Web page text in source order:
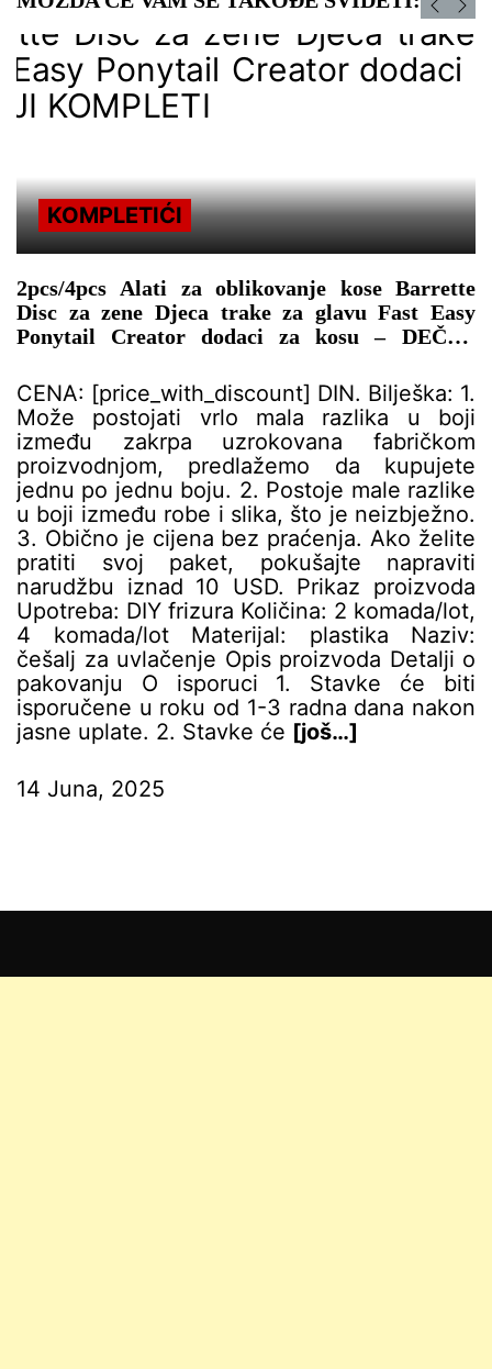
KOMPLETIĆI
2pcs/4pcs Alati za oblikovanje kose Barrette
Disc za zene Djeca trake za glavu Fast Easy
Ponytail Creator dodaci za kosu – DEČIJI
CENA: [price_with_discount] DIN. Bilješka: 1.
Može postojati vrlo mala razlika u boji
između zakrpa uzrokovana fabričkom
proizvodnjom, predlažemo da kupujete
jednu po jednu boju. 2. Postoje male razlike
u boji između robe i slika, što je neizbježno.
3. Obično je cijena bez praćenja. Ako želite
pratiti svoj paket, pokušajte napraviti
narudžbu iznad 10 USD. Prikaz proizvoda
Upotreba: DIY frizura Količina: 2 komada/lot,
4 komada/lot Materijal: plastika Naziv:
češalj za uvlačenje Opis proizvoda Detalji o
pakovanju O isporuci 1. Stavke će biti
isporučene u roku od 1-3 radna dana nakon
jasne uplate. 2. Stavke će [još…]
14 Juna, 2025